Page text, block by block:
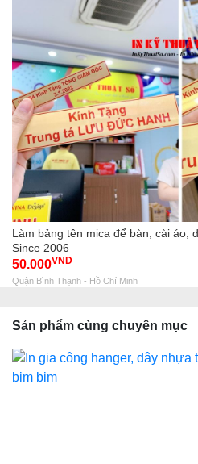
Làm bảng tên mica để bàn, cài áo,
Since 2006
50.000VND
Quận Bình Thạnh - Hồ Chí Minh
Sản phẩm cùng chuyên mục